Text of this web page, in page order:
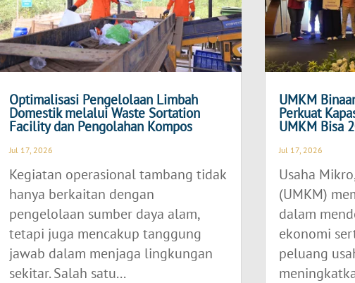
Optimalisasi Pengelolaan Limbah
Domestik melalui Waste Sortation
Facility dan Pengolahan Kompos
Jul 17, 2026
Kegiatan operasional tambang tidak
hanya berkaitan dengan
pengelolaan sumber daya alam,
tetapi juga mencakup tanggung
jawab dalam menjaga lingkungan
sekitar. Salah satu...
UMKM
Perkuat
UMKM Bisa
Jul 17, 2026
Usaha
(UMKM)
dalam
ekonomi
peluang